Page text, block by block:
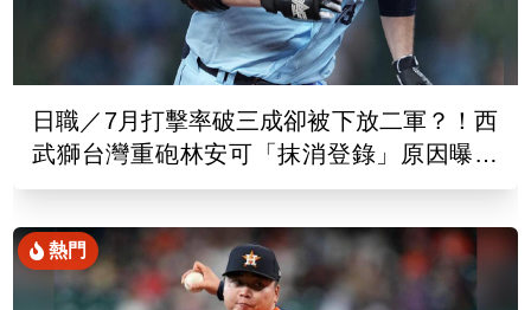
日職／7月打擊率破三成卻被下放二軍？！西
武獅台灣重砲林安可「抹消登錄」原因曝光
了
熱門